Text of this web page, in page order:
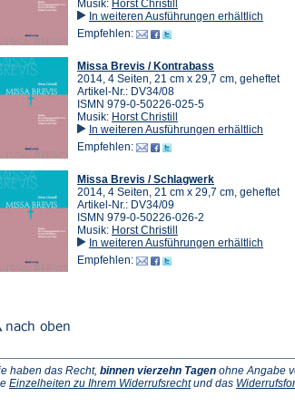
Musik: Horst Christill
In weiteren Ausführungen erhältlich
Empfehlen:
Missa Brevis / Kontrabass
2014, 4 Seiten, 21 cm x 29,7 cm, geheftet
Artikel-Nr.: DV34/08
ISMN 979-0-50226-025-5
Musik: Horst Christill
In weiteren Ausführungen erhältlich
Empfehlen:
Missa Brevis / Schlagwerk
2014, 4 Seiten, 21 cm x 29,7 cm, geheftet
Artikel-Nr.: DV34/09
ISMN 979-0-50226-026-2
Musik: Horst Christill
In weiteren Ausführungen erhältlich
Empfehlen:
haben das Recht, binnen vierzehn Tagen ohne Angabe
Einzelheiten zu Ihrem Widerrufsrecht(Öffnet
und das